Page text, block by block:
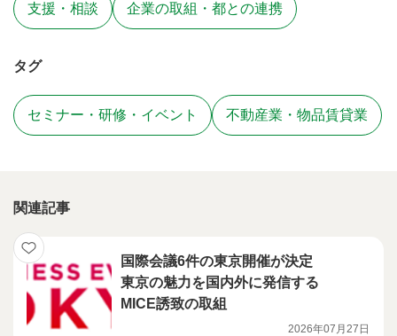
支援・相談 企業の取組・都との連携
タグ
セミナー・研修・イベント 不動産業・物品賃貸業
関連記事
国際会議6件の東京開催が決定
東京の魅力を国内外に発信する
MICE誘致の取組
2026年07月27日